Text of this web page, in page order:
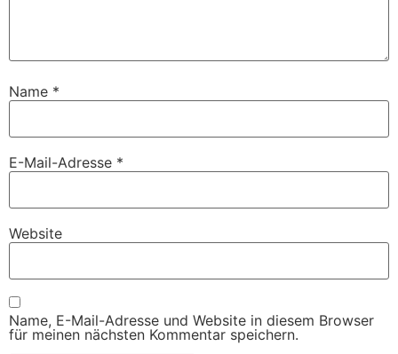
Name *
E-Mail-Adresse *
Website
Name, E-Mail-Adresse und Website in diesem Browser
für meinen nächsten Kommentar speichern.